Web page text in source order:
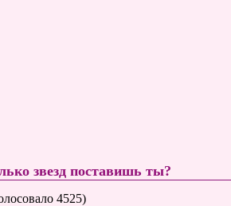
звезд поставишь ты?
4525)